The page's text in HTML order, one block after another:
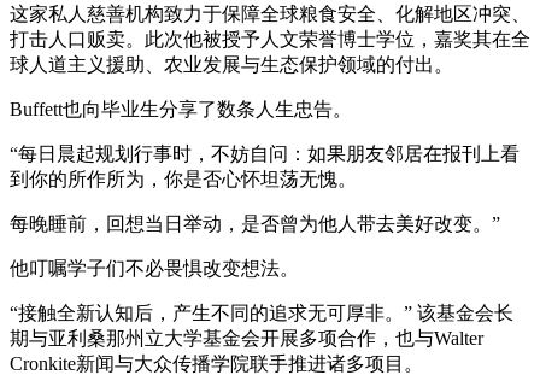
这家私人慈善机构致力于保障全球粮食安全、化解地区冲突、
打击人口贩卖。此次他被授予人文荣誉博士学位，嘉奖其在全
球人道主义援助、农业发展与生态保护领域的付出。
Buffett也向毕业生分享了数条人生忠告。
“每日晨起规划行事时，不妨自问：如果朋友邻居在报刊上看
到你的所作所为，你是否心怀坦荡无愧。
每晚睡前，回想当日举动，是否曾为他人带去美好改变。”
他叮嘱学子们不必畏惧改变想法。
“接触全新认知后，产生不同的追求无可厚非。” 该基金会长
期与亚利桑那州立大学基金会开展多项合作，也与Walter
Cronkite新闻与大众传播学院联手推进诸多项目。